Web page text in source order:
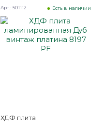
ХДФ плита
Есть в наличии
Арт.: 501112